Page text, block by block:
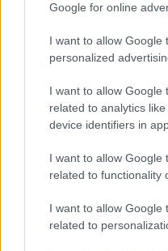
Google for online
I want to allow Google
personalized
I want to allow Google
related to analytics
device identifiers in
I want to allow Google
related to functionality
I want to allow Google
related to
Για να
αγαθών και
έχουν εξοφληθεί με
χρεωστικές κάρτες
μέσα πληρωμής,
κάρτες, πληρωμές
λαμβάνεται υπόψη
Φορολογούμενοςο